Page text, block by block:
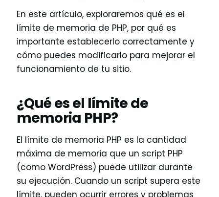
En este artículo, exploraremos qué es el
límite de memoria de PHP, por qué es
importante establecerlo correctamente y
cómo puedes modificarlo para mejorar el
funcionamiento de tu sitio.
¿Qué es el límite de
memoria PHP?
El límite de memoria PHP es la cantidad
máxima de memoria que un script PHP
(como WordPress) puede utilizar durante
su ejecución. Cuando un script supera este
límite, pueden ocurrir errores y problemas